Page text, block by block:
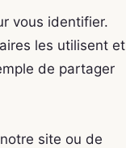
vous identifier.
les utilisent et
de partager
site ou de